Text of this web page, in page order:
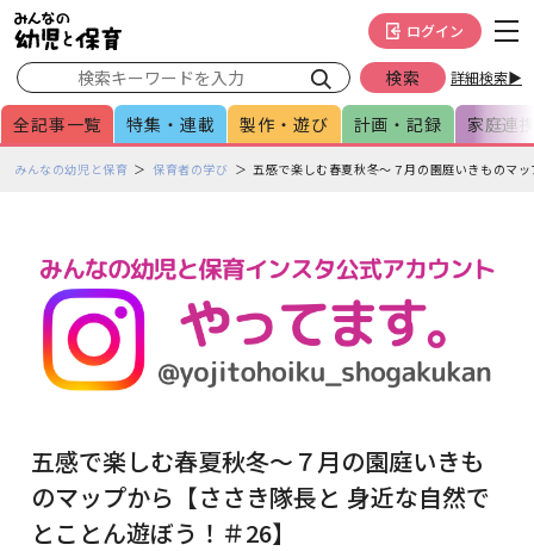
詳細検索▶
ログイン
全記事一覧 特集・連載 製作・遊び 計画・記録 家庭連
ペみんなの幼児と保育 保育者の学び 五感で楽しむ春夏秋冬～７月の園庭いきものマ
五感で楽しむ春夏秋冬～７月の園庭いきも
のマップから【ささき隊長と 身近な自然で
とことん遊ぼう！＃26】